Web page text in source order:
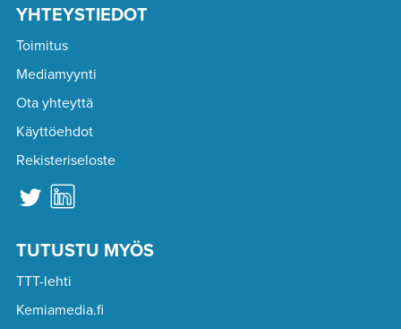
YHTEYSTIEDOT
Toimitus
Mediamyynti
Ota yhteyttä
Käyttöehdot
Rekisteriseloste
TUTUSTU MYÖS
TTT-lehti
Kemiamedia.fi